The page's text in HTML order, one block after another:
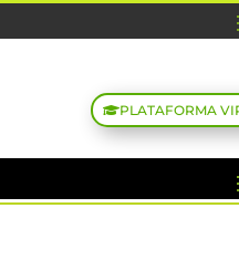
PLATAFORMA